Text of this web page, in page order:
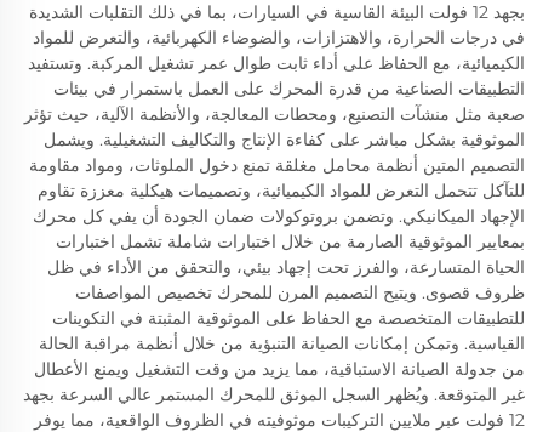
بجهد 12 فولت البيئة القاسية في السيارات، بما في ذلك التقلبات الشديدة
في درجات الحرارة، والاهتزازات، والضوضاء الكهربائية، والتعرض للمواد
الكيميائية، مع الحفاظ على أداء ثابت طوال عمر تشغيل المركبة. وتستفيد
التطبيقات الصناعية من قدرة المحرك على العمل باستمرار في بيئات
صعبة مثل منشآت التصنيع، ومحطات المعالجة، والأنظمة الآلية، حيث تؤثر
الموثوقية بشكل مباشر على كفاءة الإنتاج والتكاليف التشغيلية. ويشمل
التصميم المتين أنظمة محامل مغلقة تمنع دخول الملوثات، ومواد مقاومة
للتآكل تتحمل التعرض للمواد الكيميائية، وتصميمات هيكلية معززة تقاوم
الإجهاد الميكانيكي. وتضمن بروتوكولات ضمان الجودة أن يفي كل محرك
بمعايير الموثوقية الصارمة من خلال اختبارات شاملة تشمل اختبارات
الحياة المتسارعة، والفرز تحت إجهاد بيئي، والتحقق من الأداء في ظل
ظروف قصوى. ويتيح التصميم المرن للمحرك تخصيص المواصفات
للتطبيقات المتخصصة مع الحفاظ على الموثوقية المثبتة في التكوينات
القياسية. وتمكن إمكانات الصيانة التنبؤية من خلال أنظمة مراقبة الحالة
من جدولة الصيانة الاستباقية، مما يزيد من وقت التشغيل ويمنع الأعطال
غير المتوقعة. ويُظهر السجل الموثق للمحرك المستمر عالي السرعة بجهد
12 فولت عبر ملايين التركيبات موثوفيته في الظروف الواقعية، مما يوفر